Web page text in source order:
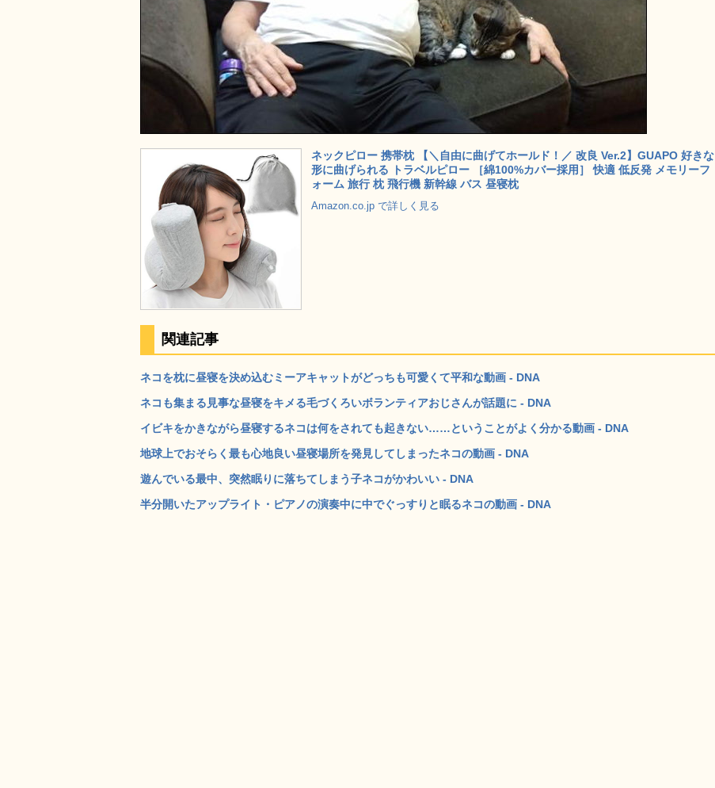
ネックピロー 携帯枕 【＼自由に曲げてホールド！／ 改良 Ver.2】GUAPO 好きな
形に曲げられる トラベルピロー ［綿100%カバー採用］ 快適 低反発 メモリーフ
ォーム 旅行 枕 飛行機 新幹線 バス 昼寝枕
Amazon.co.jp で詳しく見る
関連記事
ネコを枕に昼寝を決め込むミーアキャットがどっちも可愛くて平和な動画 - DNA
ネコも集まる見事な昼寝をキメる毛づくろいボランティアおじさんが話題に - DNA
イビキをかきながら昼寝するネコは何をされても起きない……ということがよく分かる動画 - DNA
地球上でおそらく最も心地良い昼寝場所を発見してしまったネコの動画 - DNA
遊んでいる最中、突然眠りに落ちてしまう子ネコがかわいい - DNA
半分開いたアップライト・ピアノの演奏中に中でぐっすりと眠るネコの動画 - DNA